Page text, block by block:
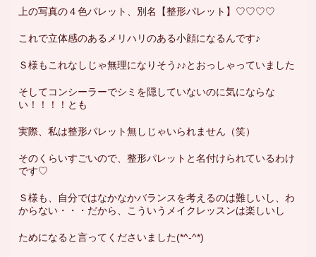
上の写真の４色パレット、別名【整形パレット】♡♡♡♡
これで立体感のあるメリハリのある小顔になるんです♪
Ｓ様もこれなしじゃ無理になりそう♪♪とおっしゃっていました
そしてコンシーラーでシミを隠していないのに気にならな
い！！！！とも
実際、私は整形パレット無しじゃいられません（笑）
そのくらいすごいので、整形パレットと名付けられているわけ
です♡
Ｓ様も、自分ではなかなかバランスを考えるのは難しいし、わ
からない・・・だから、こういうメイクレッスンは楽しいし
ためになると言ってくださいました(*^-^*)